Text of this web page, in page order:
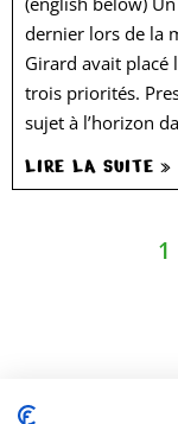
dernier lors de la
Girard avait placé
trois priorités.
sujet à l’horizon
LIRE LA SUITE »
1